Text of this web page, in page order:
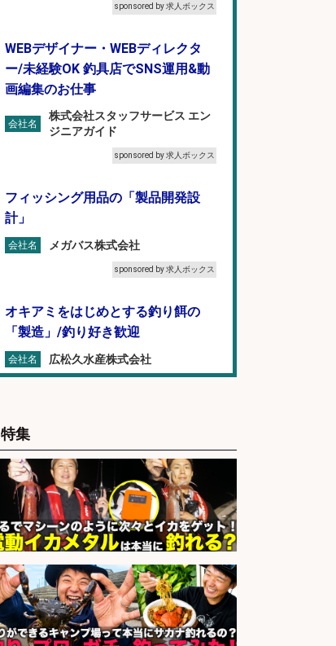
sponsored by 求人ボックス
WEBデザイナー・WEBディレクタ
ー/未経験OK 釣具店でSNS運用&動
画編集のお仕事
会社名
株式会社スタッフサービス エン
ジニアガイド
sponsored by 求人ボックス
フィッシング用品の「製品開発設
計」
会社名 メガバス株式会社
sponsored by 求人ボックス
オキアミをはじめとする釣り餌の
「製造」/釣り好き歓迎
会社名 広松久水産株式会社
語学力を活かせるフィッシング用品
の「海外営業」/年休125日
会社名 株式会社ジャッカル
sponsored by 求人ボックス
釣り好きを活かす「法人営業」/提
会社名
株式会社スポーツライフプラネ
ッツ
sponsored by 求人ボックス
特集